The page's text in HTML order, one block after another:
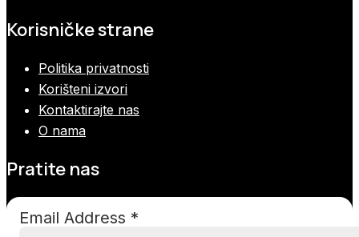
Korisničke strane
Politika privatnosti
Korišteni izvori
Kontaktirajte nas
O nama
Pratite nas
Email Address *